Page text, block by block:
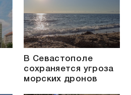
В Севастополе
сохраняется угроза
морских дронов